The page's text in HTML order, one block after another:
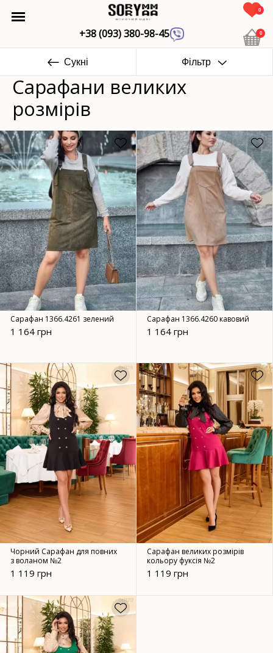
+38 (093) 380-98-45
0
0
Сукні Фільтр
Сарафани великих
розмірів
Сарафан 1366.4261 зелений
1 164 грн
Сарафан 1366.4260 кавовий
1 164 грн
Чорний Сарафан для повних
з воланом №2
1 119 грн
Сарафан великих розмірів
кольору фуксія №2
1 119 грн